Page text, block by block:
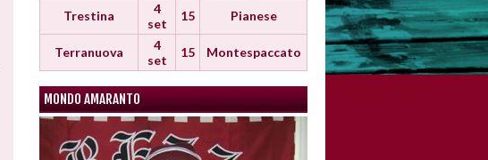
Trestina
4
set
15 Pianese
Terranuova
4
set
15 Montespaccato
MONDO AMARANTO